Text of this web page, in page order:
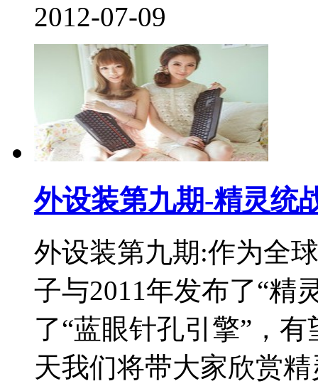
2012-07-09
外设装第九期-精灵统
外设装第九期:作为全
子与2011年发布了“精
了“蓝眼针孔引擎”，
天我们将带大家欣赏